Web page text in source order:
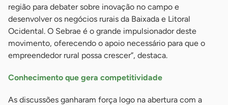
região para debater sobre inovação no campo e
desenvolver os negócios rurais da Baixada e Litoral
Ocidental. O Sebrae é o grande impulsionador deste
movimento, oferecendo o apoio necessário para que o
empreendedor rural possa crescer”, destaca.
Conhecimento que gera competitividade
As discussões ganharam força logo na abertura com a